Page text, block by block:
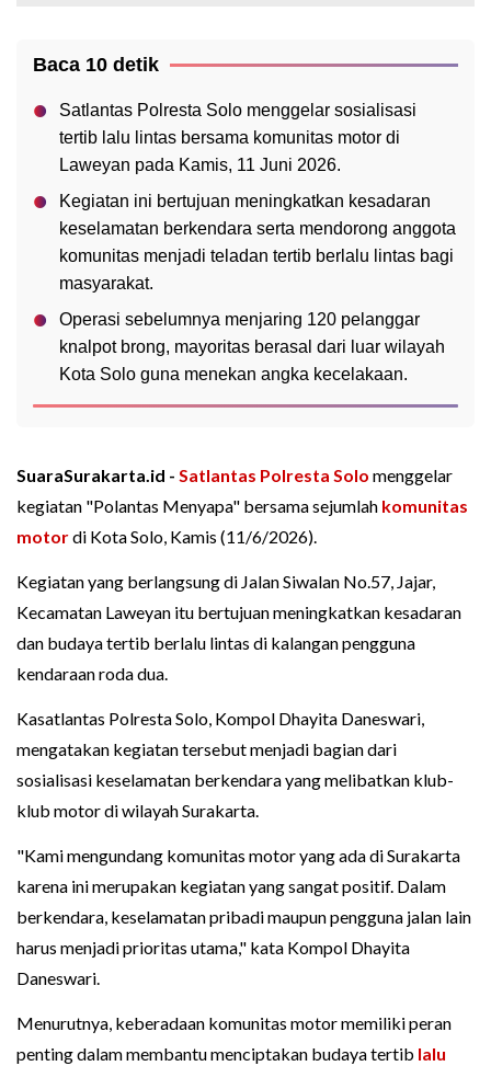
Baca 10 detik
Satlantas Polresta Solo menggelar sosialisasi
tertib lalu lintas bersama komunitas motor di
Laweyan pada Kamis, 11 Juni 2026.
Kegiatan ini bertujuan meningkatkan kesadaran
keselamatan berkendara serta mendorong anggota
komunitas menjadi teladan tertib berlalu lintas bagi
masyarakat.
Operasi sebelumnya menjaring 120 pelanggar
knalpot brong, mayoritas berasal dari luar wilayah
Kota Solo guna menekan angka kecelakaan.
SuaraSurakarta.id - Satlantas Polresta Solo menggelar
kegiatan "Polantas Menyapa" bersama sejumlah komunitas
motordi Kota Solo, Kamis (11/6/2026).
Kegiatan yang berlangsung di Jalan Siwalan No.57, Jajar,
Kecamatan Laweyan itu bertujuan meningkatkan kesadaran
dan budaya tertib berlalu lintas di kalangan pengguna
kendaraan roda dua.
Kasatlantas Polresta Solo, Kompol Dhayita Daneswari,
mengatakan kegiatan tersebut menjadi bagian dari
sosialisasi keselamatan berkendara yang melibatkan klub-
klub motor di wilayah Surakarta.
"Kami mengundang komunitas motor yang ada di Surakarta
karena ini merupakan kegiatan yang sangat positif. Dalam
berkendara, keselamatan pribadi maupun pengguna jalan lain
harus menjadi prioritas utama," kata Kompol Dhayita
Daneswari.
Menurutnya, keberadaan komunitas motor memiliki peran
penting dalam membantu menciptakan budaya tertib lalu